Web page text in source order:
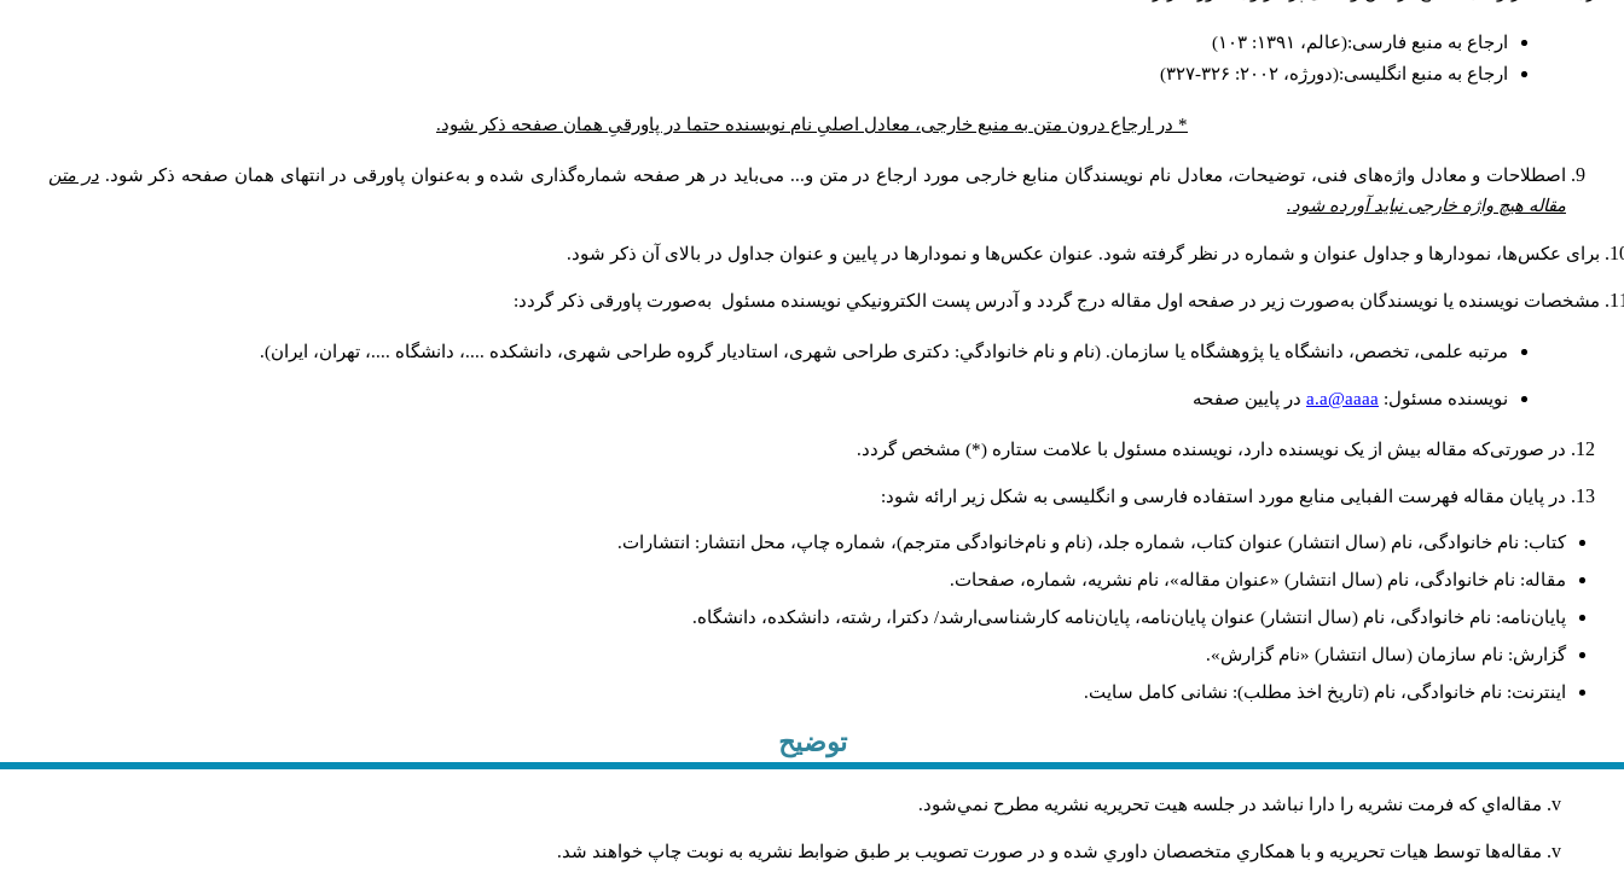
ارجاع به منبع فارسی:(عالم، ۱۳۹۱: ۱۰۳)
ارجاع به منبع انگلیسی:(دورژه، ۲۰۰۲: ۳۲۶-۳۲۷)
* در ارجاع درون متن به منبع خارجی، معادل اصلیِ نام نویسنده حتما در پاورقیِ همان صفحه ذکر شود.
اصطلاحات و معادل واژه‌های فنی، توضیحات، معادل نام نویسندگان منابع خارجی مورد ارجاع در متن و... می‌باید در هر صفحه شماره‌گذاری شده و به‌عنوان پاورقی در انتهای همان صفحه ذکر شود. در متن
مقاله هیچ واژه خارجی نباید آورده شود.
برای عکس‌ها، نمودارها و جداول عنوان و شماره در نظر گرفته شود. عنوان عکس‌ها و نمودارها در پایین و عنوان جداول در بالای آن ذکر شود.
مشخصات نویسنده یا نویسندگان به‌صورت زیر در صفحه اول مقاله درج گردد و آدرس پست الكترونيكي نويسنده مسئول به‌صورت پاورقی ذکر گردد:
مرتبه علمی، تخصص، دانشگاه یا پژوهشگاه یا سازمان. (نام و نام خانوادگي: دکتری طراحی شهری، استادیار گروه طراحی شهری، دانشکده ....، دانشگاه ....، تهران، ایران).
نويسنده مسئول: a.a@aaaa در پايين صفحه
در صورتی‌که مقاله بیش از یک نویسنده دارد، نویسنده مسئول با علامت ستاره (*) مشخص گردد.
در پایان مقاله فهرست الفبایی منابع مورد استفاده فارسی و انگلیسی به شکل زیر ارائه شود:
کتاب: نام خانوادگی، نام (سال انتشار) عنوان کتاب، شماره جلد، (نام و نام‌خانوادگی مترجم)، شماره چاپ، محل انتشار: انتشارات.
مقاله: نام خانوادگی، نام (سال انتشار) «عنوان مقاله»، نام نشریه، شماره، صفحات.
پایان‌نامه: نام خانوادگی، نام (سال انتشار) عنوان پایان‌نامه، پایان‌نامه کارشناسی‌ارشد/ دکترا، رشته، دانشکده، دانشگاه.
گزارش: نام سازمان (سال انتشار) «نام گزارش».
اینترنت: نام خانوادگی، نام (تاریخ اخذ مطلب): نشانی کامل سایت.
توضیح
مقاله‌اي كه فرمت نشريه را دارا نباشد در جلسه هيت تحريريه نشريه مطرح نمي‌شود.
مقاله‌ها توسط هیات تحريريه و با همکاري متخصصان داوري شده و در صورت تصويب بر طبق ضوابط نشريه به نوبت چاپ خواهند شد.